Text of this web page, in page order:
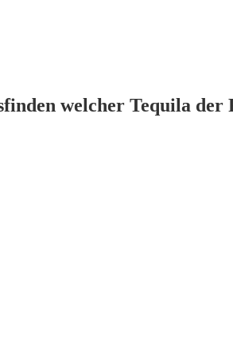
welcher Tequila